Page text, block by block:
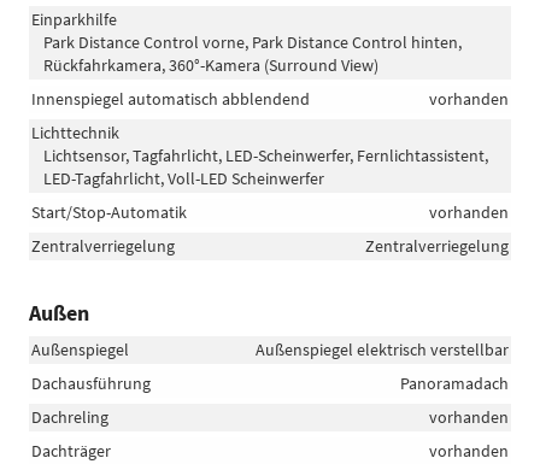
Einparkhilfe
Park Distance Control vorne, Park Distance Control hinten,
Rückfahrkamera, 360°-Kamera (Surround View)
Innenspiegel automatisch abblendend
vorhanden
Lichttechnik
Lichtsensor, Tagfahrlicht, LED-Scheinwerfer, Fernlichtassistent,
LED-Tagfahrlicht, Voll-LED Scheinwerfer
Start/Stop-Automatik
vorhanden
Zentralverriegelung
Zentralverriegelung
Außen
Außenspiegel
Außenspiegel elektrisch verstellbar
Dachausführung
Panoramadach
Dachreling
vorhanden
Dachträger
vorhanden